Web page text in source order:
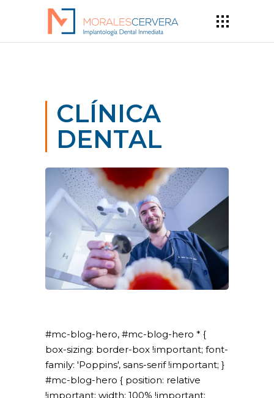
CLÍNICA
DENTAL
#mc-blog-hero, #mc-blog-hero * {
box-sizing: border-box !important; font-
family: 'Poppins', sans-serif !important; }
#mc-blog-hero { position: relative
!important; width: 100% !important;